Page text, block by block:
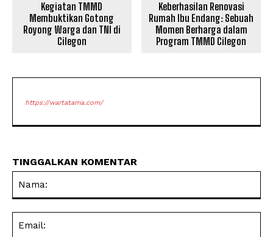
Kegiatan TMMD
Membuktikan Gotong
Royong Warga dan TNI di
Cilegon
Keberhasilan Renovasi
Rumah Ibu Endang: Sebuah
Momen Berharga dalam
Program TMMD Cilegon
https://wartatama.com/
TINGGALKAN KOMENTAR